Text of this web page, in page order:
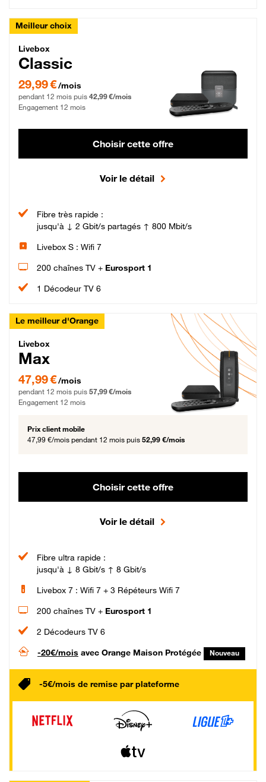
Meilleur choix
Livebox Classic Fibre
Livebox
Classic
29,99 € par mois pendant 12 mois puis 42,99 € par mois, Engagement 12 mois
29,99 €/mois
pendant 12 mois puis 42,99 €/mois
Engagement 12 mois
Choisir cette offre
Voir le détail
Fibre très rapide :
jusqu'à ↓ 2 Gbit/s partagés ↑ 800 Mbit/s
Livebox S : Wifi 7
200 chaînes TV + Eurosport 1
1 Décodeur TV 6
Le meilleur d'Orange
Livebox Max Fibre
Livebox
Max
47,99 € par mois pendant 12 mois puis 57,99 € par mois, Engagement 12 mois
47,99 €/mois
pendant 12 mois puis 57,99 €/mois
Engagement 12 mois
Prix client mobile
47,99 €/mois pendant 12 mois puis 52,99 €/mois
Choisir cette offre
Voir le détail
Fibre ultra rapide :
jusqu'à ↓ 8 Gbit/s ↑ 8 Gbit/s
Livebox 7 : Wifi 7 + 3 Répéteurs Wifi 7
200 chaînes TV + Eurosport 1
2 Décodeurs TV 6
-20€/mois avec Orange Maison Protégée Nouveau
-5€/mois de remise par plateforme